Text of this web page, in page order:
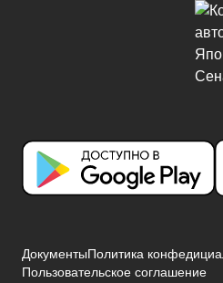
ДокументыПолитика
Пользовательское соглашение